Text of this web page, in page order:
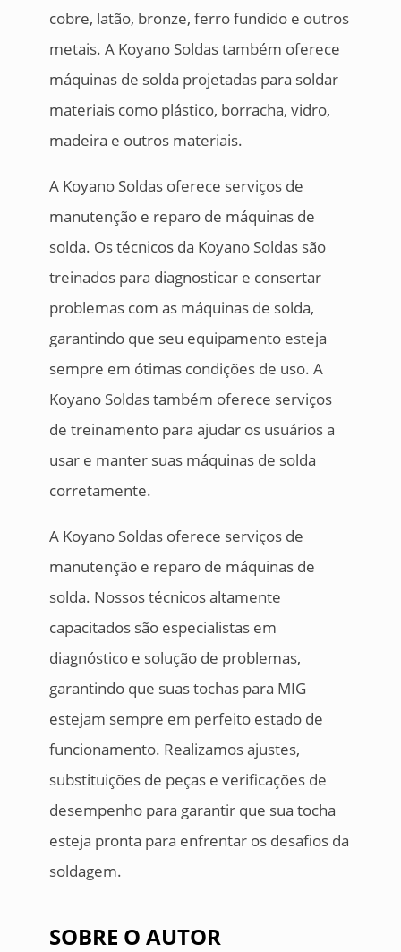
cobre, latão, bronze, ferro fundido e outros
metais. A Koyano Soldas também oferece
máquinas de solda projetadas para soldar
materiais como plástico, borracha, vidro,
madeira e outros materiais.
A Koyano Soldas oferece serviços de
manutenção e reparo de máquinas de
solda. Os técnicos da Koyano Soldas são
treinados para diagnosticar e consertar
problemas com as máquinas de solda,
garantindo que seu equipamento esteja
sempre em ótimas condições de uso. A
Koyano Soldas também oferece serviços
de treinamento para ajudar os usuários a
usar e manter suas máquinas de solda
corretamente.
A Koyano Soldas oferece serviços de
manutenção e reparo de máquinas de
solda. Nossos técnicos altamente
capacitados são especialistas em
diagnóstico e solução de problemas,
garantindo que suas tochas para MIG
estejam sempre em perfeito estado de
funcionamento. Realizamos ajustes,
substituições de peças e verificações de
desempenho para garantir que sua tocha
esteja pronta para enfrentar os desafios da
soldagem.
SOBRE O AUTOR